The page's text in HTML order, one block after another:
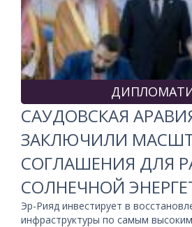
САУДОВСКАЯ
ЗАКЛЮЧИЛИ
СОГЛАШЕНИЯ ДЛЯ
СОЛНЕЧНОЙ
Эр-Рияд инвестирует в
инфраструктуры по самым